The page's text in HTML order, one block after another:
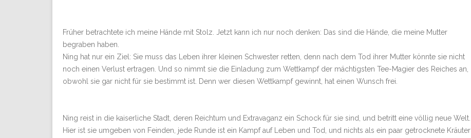
Früher betrachtete ich meine Hände mit Stolz. Jetzt kann ich nur noch denken: Das sind die Hände, die meine Mutter
begraben haben.
Ning hat nur ein Ziel: Sie muss das Leben ihrer kleinen Schwester retten, denn nach dem Tod ihrer Mutter könnte sie nicht
noch einen Verlust ertragen. Und so nimmt sie die Einladung zum Wettkampf der mächtigsten Tee-Magier des Reiches an,
obwohl sie gar nicht für sie bestimmt ist. Denn wer diesen Wettkampf gewinnt, hat einen Wunsch frei.
Ning reist in die kaiserliche Stadt, deren Reichtum und Extravaganz ein Schock für sie sind, und betritt eine völlig neue Welt.
Hier ist sie umgeben von Feinden, jede Runde ist ein Kampf auf Leben und Tod, und nichts als ein paar getrocknete Kräuter